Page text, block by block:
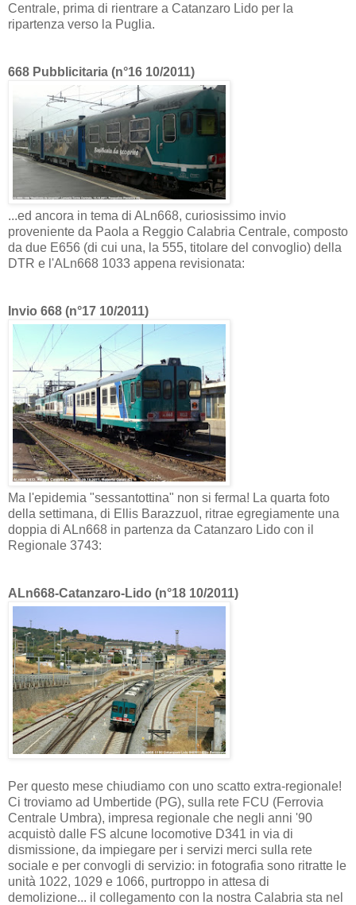
Centrale, prima di rientrare a Catanzaro Lido per la
ripartenza verso la Puglia.
668 Pubblicitaria (n°16 10/2011)
...ed ancora in tema di ALn668, curiosissimo invio
proveniente da Paola a Reggio Calabria Centrale, composto
da due E656 (di cui una, la 555, titolare del convoglio) della
DTR e l'ALn668 1033 appena revisionata:
Invio 668 (n°17 10/2011)
Ma l'epidemia "sessantottina" non si ferma! La quarta foto
della settimana, di Ellis Barazzuol, ritrae egregiamente una
doppia di ALn668 in partenza da Catanzaro Lido con il
Regionale 3743:
ALn668-Catanzaro-Lido (n°18 10/2011)
Per questo mese chiudiamo con uno scatto extra-regionale!
Ci troviamo ad Umbertide (PG), sulla rete FCU (Ferrovia
Centrale Umbra), impresa regionale che negli anni '90
acquistò dalle FS alcune locomotive D341 in via di
dismissione, da impiegare per i servizi merci sulla rete
sociale e per convogli di servizio: in fotografia sono ritratte le
unità 1022, 1029 e 1066, purtroppo in attesa di
demolizione... il collegamento con la nostra Calabria sta nel